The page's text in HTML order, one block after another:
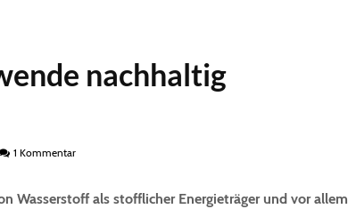
nachhaltig
1 Kommentar
Wasserstoff als stofflicher Energieträger und vor allem